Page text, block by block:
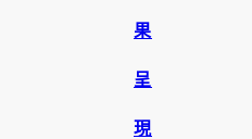
果
呈
現